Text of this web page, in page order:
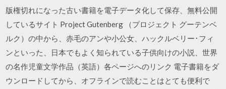
版権切れになった古い書籍を電子データ化して保存、無料公開
しているサイト Project Gutenberg （プロジェクト グーテンベ
ルク）の中から、赤毛のアンや小公女、ハックルベリー･フィ
ンといった、日本でもよく知られている子供向けの小説、世界
の名作児童文学作品（英語）各ページへのリンク 電子書籍をダ
ウンロードしてから、オフラインで読むことはとても便利で